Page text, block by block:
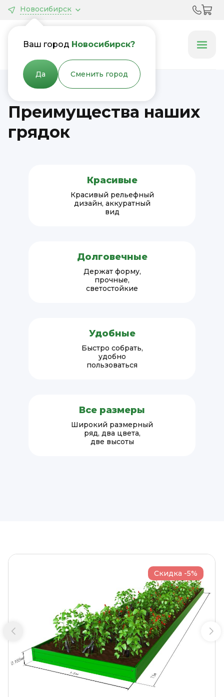
Новосибирск
Ваш город Новосибирск?
Да Сменить город
Грядки & Клумбы
Преимущества наших
грядок
Красивые
Красивый рельефный
дизайн, аккуратный
вид
Долговечные
Держат форму,
прочные,
светостойкие
Удобные
Быстро собрать,
удобно
пользоваться
Все размеры
Широкий размерный
ряд, два цвета,
две высоты
Скидка -5%